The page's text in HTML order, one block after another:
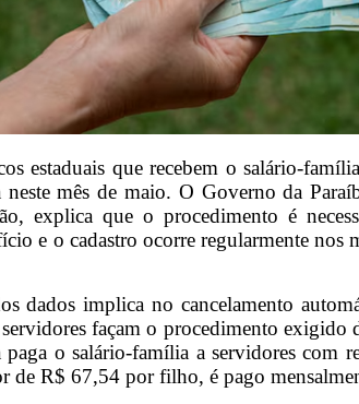
estaduais que recebem o salário-
neste mês de maio. O Governo da
explica que o procedimento é
e o cadastro ocorre regularmente nos
dados implica no cancelamento
façam o procedimento exigido
o salário-família a servidores com
de R$ 67,54 por filho, é pago